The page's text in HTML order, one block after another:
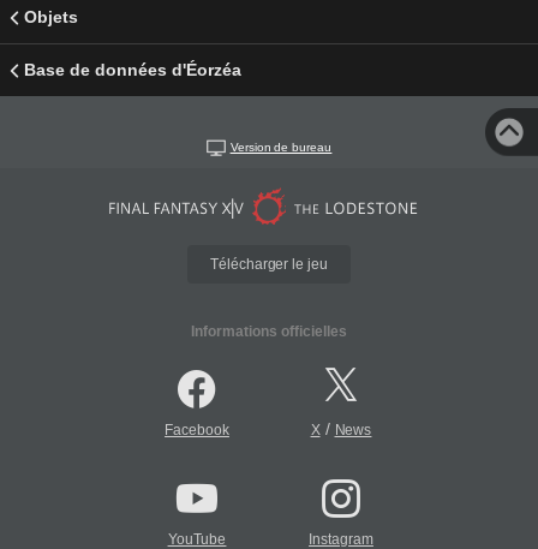
Objets
Base de données d'Éorzéa
Version de bureau
Télécharger le jeu
Informations officielles
Facebook X/ News
YouTube Instagram